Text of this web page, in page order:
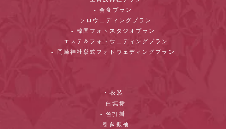
- 会食プラン
- ソロウェディングプラン
- 韓国フォトスタジオプラン
- エステ＆フォトウェディングプラン
- 岡崎神社挙式フォトウェディングプラン
・衣装
- 白無垢
- 色打掛
- 引き振袖